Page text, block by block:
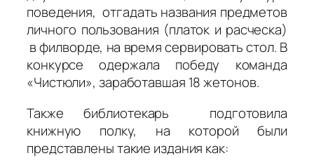
поведения, отгадать названия предметов
личного пользования (платок и расческа)
в филворде, на время сервировать стол. В
конкурсе одержала победу команда
«Чистюли», заработавшая 18 жетонов.
Также библиотекарь подготовила
книжную полку, на которой были
представлены такие издания как: